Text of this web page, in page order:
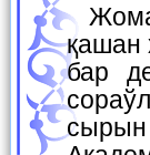
Жомарт қассап дүмпешиги тийкарында өзи не? Ол
қашан
бар